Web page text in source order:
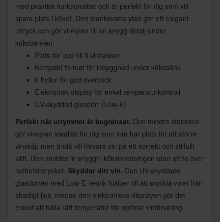
med praktisk funktionalitet och är perfekt för dig som vill
spara plats i köket. Den blanksvarta ytan ger ett elegant
uttryck och gör vinkylen till en snygg detalj under
köksbänken.
Plats för upp till 8 vinflaskor
Kompakt format för inbyggnad under köksbänk
6 hyllor för god överblick
Elektronisk display för enkel temperaturkontroll
UV-skyddad glasdörr (Low-E)
Perfekt när utrymmet är begränsat. Den mindre storleken
gör vinkylen idealisk för dig som inte har plats för ett större
vinskåp men ändå vill förvara vin på ett korrekt och stilfullt
sätt. Den smälter in snyggt i köksinredningen utan att ta över
helhetsintrycket. Skyddar ditt vin. Den UV-skyddade
glasdörren med Low-E-teknik hjälper till att skydda vinet från
skadligt ljus, medan den elektroniska displayen gör det
enkelt att hålla rätt temperatur för optimal vinförvaring.